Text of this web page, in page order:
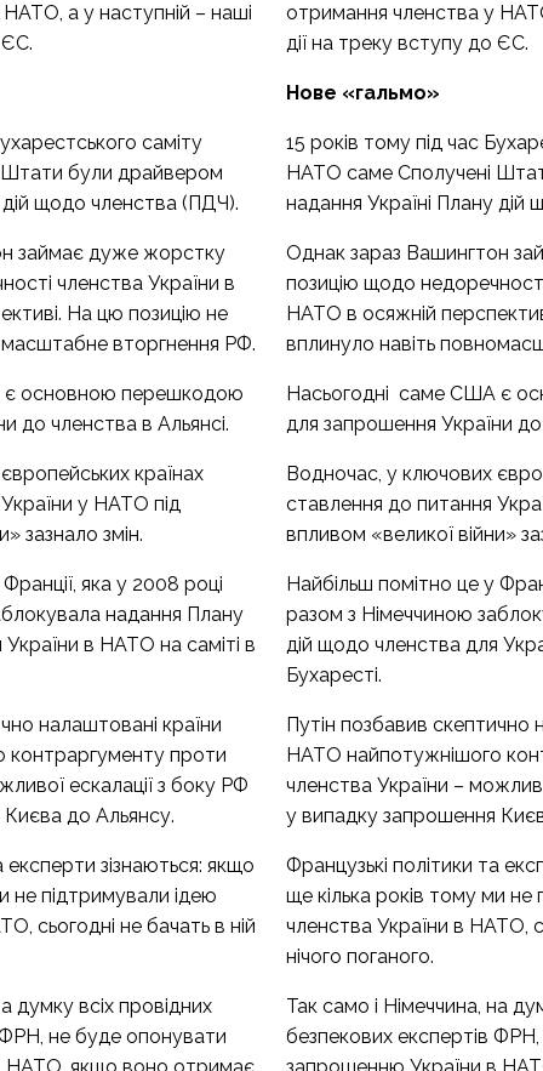
а у наступній – наші
ЄС.
саміту
були драйвером
дій щодо членства (ПДЧ).
займає дуже жорстку
членства України в
На цю позицію не
вторгнення РФ.
основною перешкодою
до членства в Альянсі.
країнах
у НАТО під
зазнало змін.
яка у 2008 році
надання Плану
в НАТО на саміті в
налаштовані країни
проти
ескалації з боку РФ
до Альянсу.
експерти зізнаються: якщо
не підтримували ідею
сьогодні не бачать в ній
думку всіх провідних
не буде опонувати
отримання членства у
дії на треку вступу до ЄС.
Нове «гальмо»
15 років тому під час
НАТО саме Сполучені
надання Україні Плану
Однак зараз Вашингтон
позицію щодо
НАТО в осяжній
вплинуло навіть
Насьогодні саме США є
для запрошення України до
Водночас, у ключових
ставлення до питання
впливом «великої війни»
Найбільш помітно це у
разом з Німеччиною
дій щодо членства для
Бухаресті.
Путін позбавив скептично
НАТО найпотужнішого
членства України –
у випадку запрошення
Французькі політики та
ще кілька років тому ми не
членства України в НАТО,
нічого поганого.
Так само і Німеччина, на
безпекових експертів